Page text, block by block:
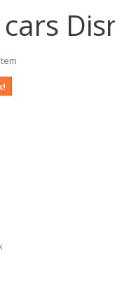
Item